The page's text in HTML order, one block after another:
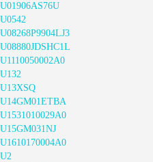
U01906AS76U
U0542
U08268P9904LJ3
U08880JDSHC1L
U1110050002A0
U132
U13XSQ
U14GM01ETBA
U1531010029A0
U15GM031NJ
U1610170004A0
U2